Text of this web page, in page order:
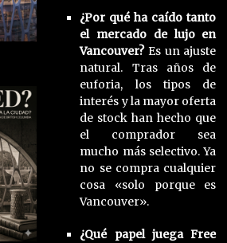
¿Por qué ha caído tanto
el mercado de lujo en
Vancouver?Es un ajuste
natural. Tras años de
euforia, los tipos de
interés y la mayor oferta
de stock han hecho que
el comprador sea
mucho más selectivo. Ya
no se compra cualquier
cosa «solo porque es
Vancouver».
¿Qué papel juega Free